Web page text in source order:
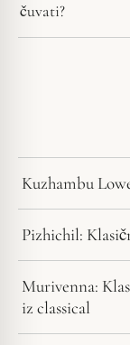
čuvati?
Kuzhambu
Pizhichil:
Murivenna:
iz classical